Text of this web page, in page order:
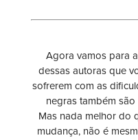
Agora vamos para
dessas autoras que
sofrerem com as
negras também
Mas nada melhor do
mudança, não é